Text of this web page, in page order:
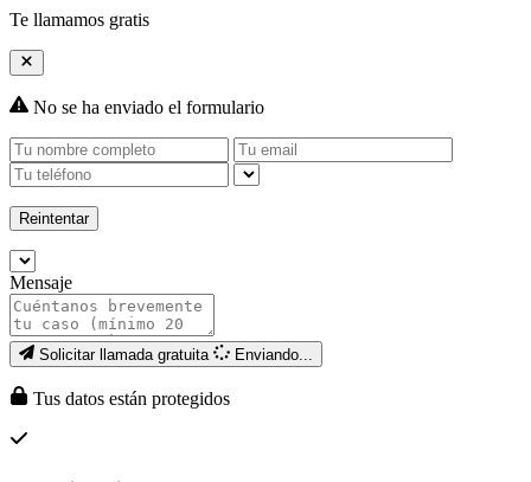
Te llamamos gratis
No se ha enviado el formulario
Reintentar
Mensaje
Solicitar llamada gratuita Enviando...
Tus datos están protegidos